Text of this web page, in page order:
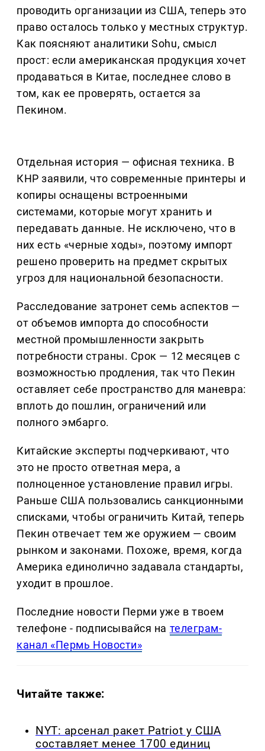
проводить организации из США, теперь это
право осталось только у местных структур.
Как поясняют аналитики Sohu, смысл
прост: если американская продукция хочет
продаваться в Китае, последнее слово в
том, как ее проверять, остается за
Пекином.
Отдельная история — офисная техника. В
КНР заявили, что современные принтеры и
копиры оснащены встроенными
системами, которые могут хранить и
передавать данные. Не исключено, что в
них есть «черные ходы», поэтому импорт
решено проверить на предмет скрытых
угроз для национальной безопасности.
Расследование затронет семь аспектов —
от объемов импорта до способности
местной промышленности закрыть
потребности страны. Срок — 12 месяцев с
возможностью продления, так что Пекин
оставляет себе пространство для маневра:
вплоть до пошлин, ограничений или
полного эмбарго.
Китайские эксперты подчеркивают, что
это не просто ответная мера, а
полноценное установление правил игры.
Раньше США пользовались санкционными
списками, чтобы ограничить Китай, теперь
Пекин отвечает тем же оружием — своим
рынком и законами. Похоже, время, когда
Америка единолично задавала стандарты,
уходит в прошлое.
Последние новости Перми уже в твоем
телефоне - подписывайся на телеграм-
канал «Пермь Новости»
Читайте также:
NYT: арсенал ракет Patriot у США
составляет менее 1700 единиц